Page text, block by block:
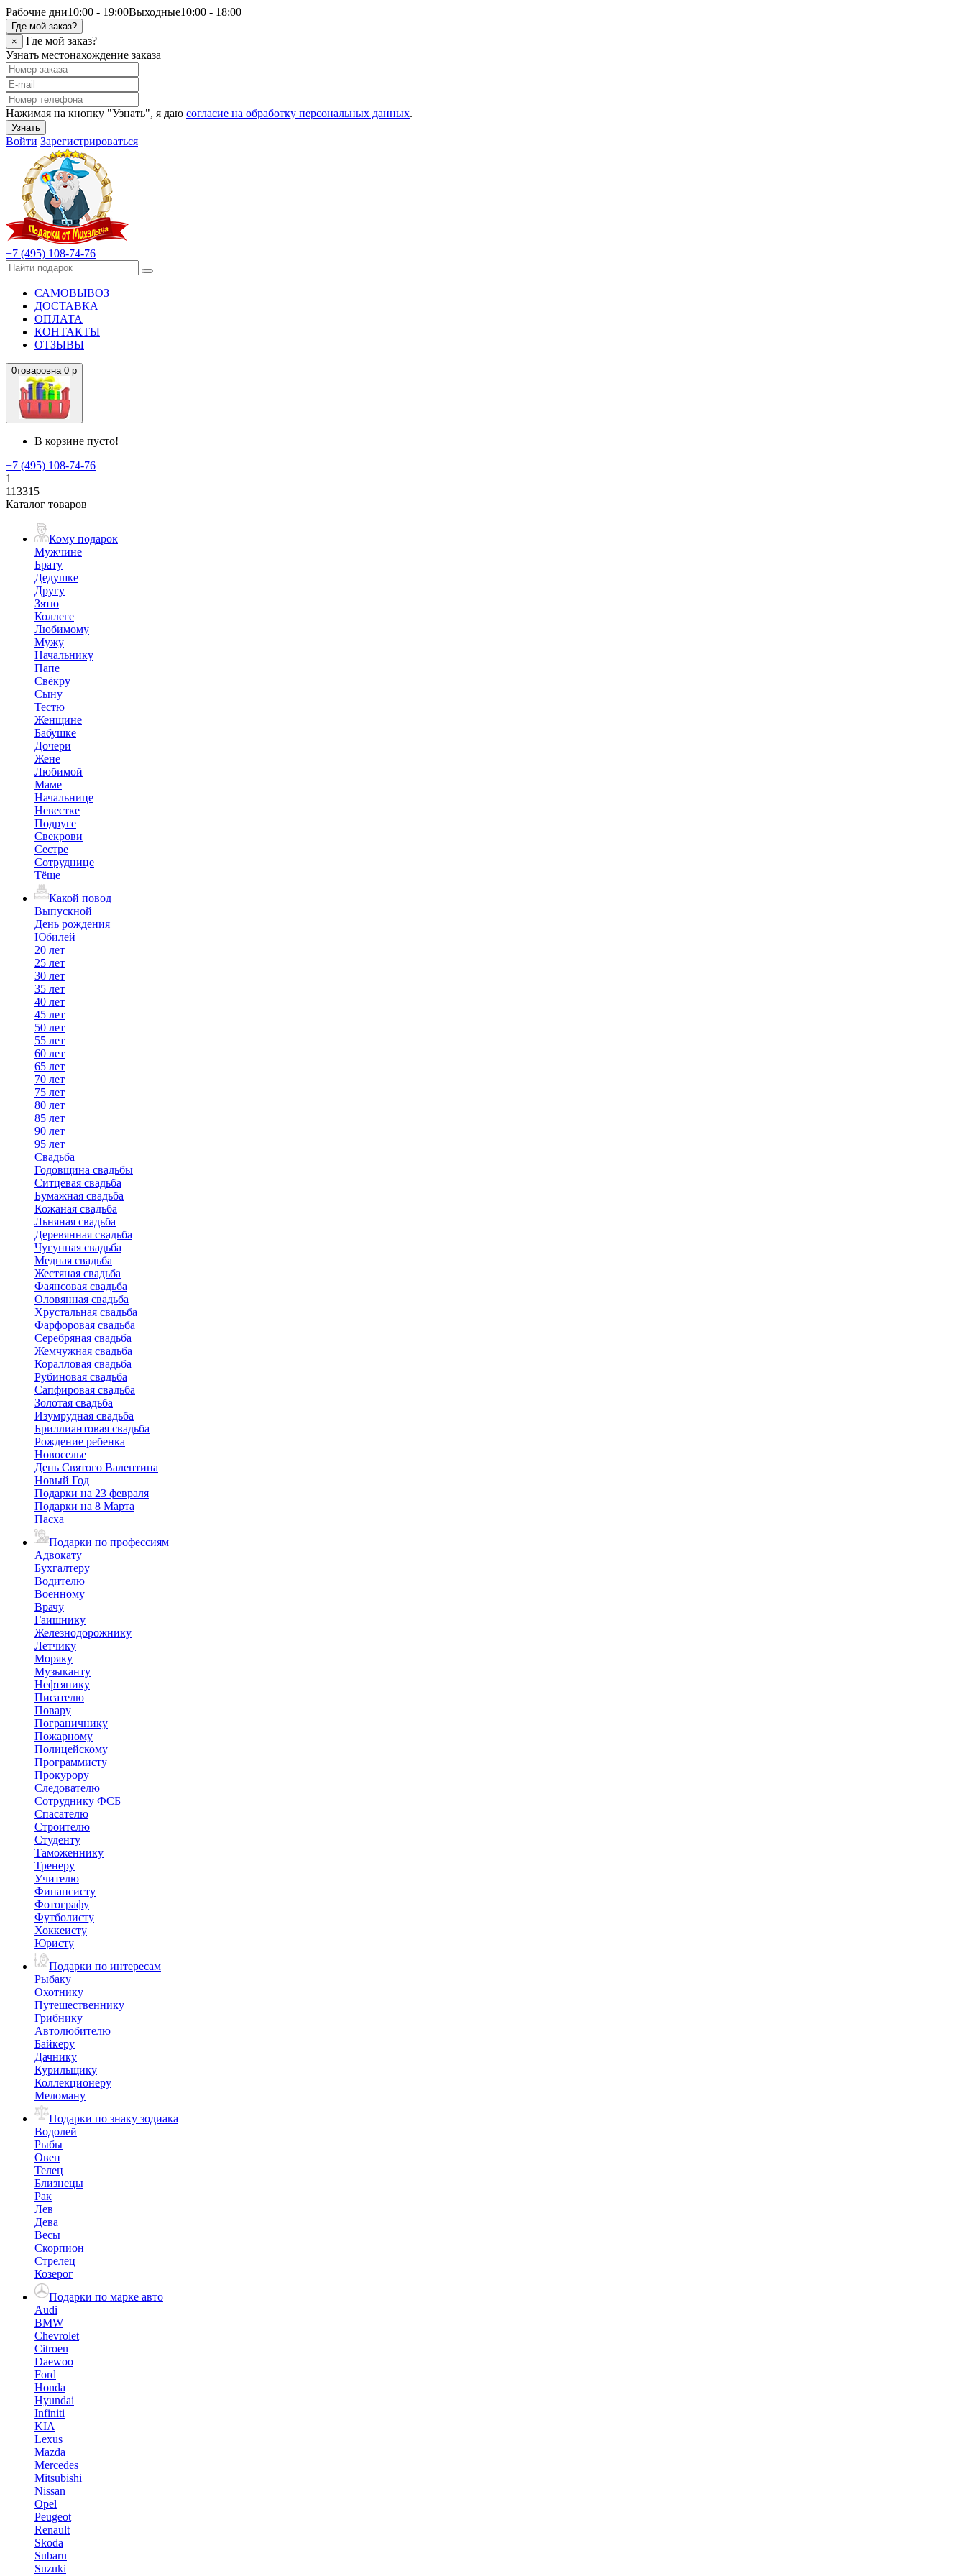
Рабочие дни10:00 - 19:00Выходные10:00 - 18:00
Где мой заказ?
×
Где мой заказ?
Узнать местонахождение заказа
Нажимая на кнопку "Узнать", я даю согласие на обработку персональных данных.
Узнать
Войти Зарегистрироваться
+7 (495) 108-74-76
САМОВЫВОЗ
ДОСТАВКА
ОПЛАТА
КОНТАКТЫ
ОТЗЫВЫ
0товаровна 0 р
В корзине пусто!
+7 (495) 108-74-76
1
113315
Каталог товаров
Кому подарок
Мужчине
Брату
Дедушке
Другу
Зятю
Коллеге
Любимому
Мужу
Начальнику
Папе
Свёкру
Сыну
Тестю
Женщине
Бабушке
Дочери
Жене
Любимой
Маме
Начальнице
Невестке
Подруге
Свекрови
Сестре
Сотруднице
Тёще
Какой повод
Выпускной
День рождения
Юбилей
20 лет
25 лет
30 лет
35 лет
40 лет
45 лет
50 лет
55 лет
60 лет
65 лет
70 лет
75 лет
80 лет
85 лет
90 лет
95 лет
Свадьба
Годовщина свадьбы
Ситцевая свадьба
Бумажная свадьба
Кожаная свадьба
Льняная свадьба
Деревянная свадьба
Чугунная свадьба
Медная свадьба
Жестяная свадьба
Фаянсовая свадьба
Оловянная свадьба
Хрустальная свадьба
Фарфоровая свадьба
Серебряная свадьба
Жемчужная свадьба
Коралловая свадьба
Рубиновая свадьба
Сапфировая свадьба
Золотая свадьба
Изумрудная свадьба
Бриллиантовая свадьба
Рождение ребенка
Новоселье
День Святого Валентина
Новый Год
Подарки на 23 февраля
Подарки на 8 Марта
Пасха
Подарки по профессиям
Адвокату
Бухгалтеру
Водителю
Военному
Врачу
Гаишнику
Железнодорожнику
Летчику
Моряку
Музыканту
Нефтянику
Писателю
Повару
Пограничнику
Пожарному
Полицейскому
Программисту
Прокурору
Следователю
Сотруднику ФСБ
Спасателю
Строителю
Студенту
Таможеннику
Тренеру
Учителю
Финансисту
Фотографу
Футболисту
Хоккеисту
Юристу
Подарки по интересам
Рыбаку
Охотнику
Путешественнику
Грибнику
Автолюбителю
Байкеру
Дачнику
Курильщику
Коллекционеру
Меломану
Подарки по знаку зодиака
Водолей
Рыбы
Овен
Телец
Близнецы
Рак
Лев
Дева
Весы
Скорпион
Стрелец
Козерог
Подарки по марке авто
Audi
BMW
Chevrolet
Citroen
Daewoo
Ford
Honda
Hyundai
Infiniti
KIA
Lexus
Mazda
Mercedes
Mitsubishi
Nissan
Opel
Peugeot
Renault
Skoda
Subaru
Suzuki